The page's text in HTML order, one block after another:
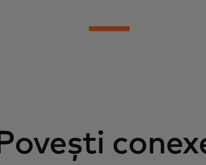
Povești